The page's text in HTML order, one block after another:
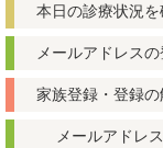
本日の診療状況を
メールアドレス
家族登録・登録の
メールアドレ